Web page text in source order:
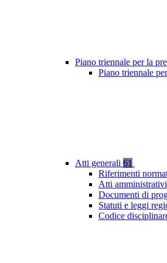
Piano triennale per la
Piano triennale
Atti generali 61
Riferimenti
Atti
Documenti di
Statuti e leggi
Codice